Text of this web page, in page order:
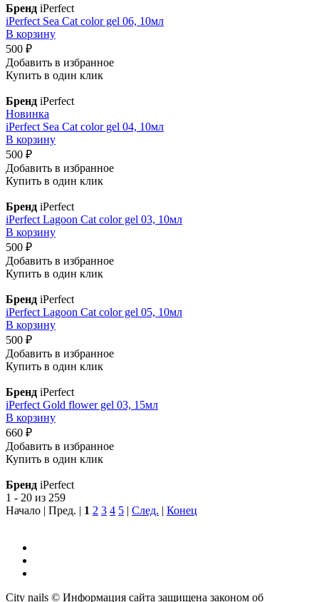
Бренд iPerfect
iPerfect Sea Cat color gel 06, 10мл
В корзину
500 ₽
Добавить в избранное
Купить в один клик
Бренд iPerfect
Новинка
iPerfect Sea Cat color gel 04, 10мл
В корзину
500 ₽
Добавить в избранное
Купить в один клик
Бренд iPerfect
iPerfect Lagoon Cat color gel 03, 10мл
В корзину
500 ₽
Добавить в избранное
Купить в один клик
Бренд iPerfect
iPerfect Lagoon Cat color gel 05, 10мл
В корзину
500 ₽
Добавить в избранное
Купить в один клик
Бренд iPerfect
iPerfect Gold flower gel 03, 15мл
В корзину
660 ₽
Добавить в избранное
Купить в один клик
Бренд iPerfect
1 - 20 из 259
Начало | Пред. | 1 2 3 4 5 | След. | Конец
City nails © Информация сайта защищена законом об